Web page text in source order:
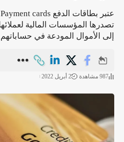
تصدرها المؤسسات المالية
إلى الأموال المودعة في حساباتهم
987 مشاهدة 2 أبريل 2022